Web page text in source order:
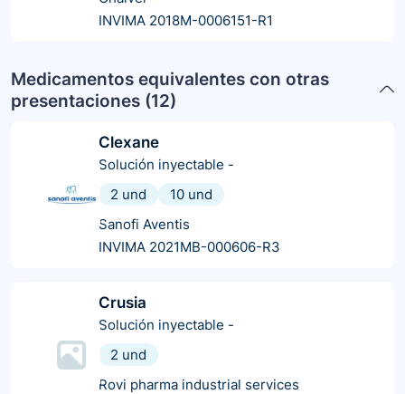
INVIMA 2018M-0006151-R1
Medicamentos equivalentes con otras
presentaciones (12)
Clexane
Solución inyectable -
2 und
10 und
Sanofi Aventis
INVIMA 2021MB-000606-R3
Crusia
Solución inyectable -
2 und
Rovi pharma industrial services